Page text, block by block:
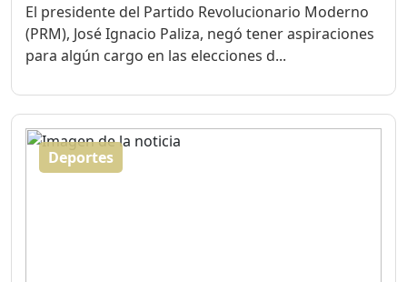
El presidente del Partido Revolucionario Moderno
(PRM), José Ignacio Paliza, negó tener aspiraciones
para algún cargo en las elecciones d...
Deportes